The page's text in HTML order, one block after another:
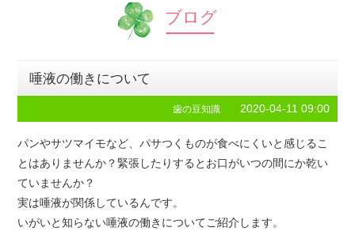
ブログ
唾液の働きについて
歯の豆知識 2020-04-11 09:00
パンやサツマイモなど、パサつくものが食べにくいと感じるこ
とはありませんか？緊張したりするとお口がいつの間にか乾い
ていませんか？
実は唾液が関係しているんです。
いがいと知らない唾液の働きについてご紹介します。